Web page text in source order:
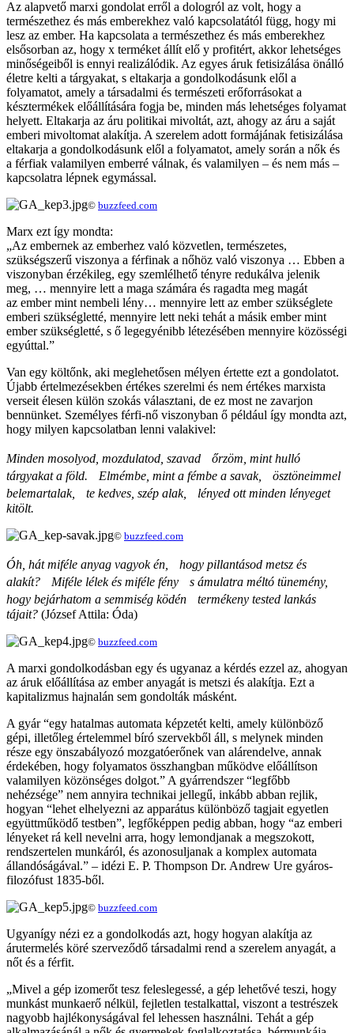
Az alapvető marxi gondolat erről a dologról az volt, hogy a
természethez és más emberekhez való kapcsolatától függ, hogy mi
lesz az ember. Ha kapcsolata a természethez és más emberekhez
elsősorban az, hogy x terméket állít elő y profitért, akkor lehetséges
minőségeiből is ennyi realizálódik. Az egyes áruk fetisizálása önálló
életre kelti a tárgyakat, s eltakarja a gondolkodásunk elől a
folyamatot, amely a társadalmi és természeti erőforrásokat a
késztermékek előállítására fogja be, minden más lehetséges folyamat
helyett. Eltakarja az áru politikai mivoltát, azt, ahogy az áru a saját
emberi mivoltomat alakítja. A szerelem adott formájának fetisizálása
eltakarja a gondolkodásunk elől a folyamatot, amely során a nők és
a férfiak valamilyen emberré válnak, és valamilyen – és nem más –
kapcsolatra lépnek egymással.
© buzzfeed.com
Marx ezt így mondta:
„Az embernek az emberhez való közvetlen, természetes,
szükségszerű viszonya a férfinak a nőhöz való viszonya … Ebben a
viszonyban érzékileg, egy szemlélhető tényre redukálva jelenik
meg, … mennyire lett a maga számára és ragadta meg magát
az ember mint nembeli lény… mennyire lett az ember szükséglete
emberi szükségletté, mennyire lett neki tehát a másik ember mint
ember szükségletté, s ő legegyénibb létezésében mennyire közösségi
egyúttal.”
Van egy költőnk, aki meglehetősen mélyen értette ezt a gondolatot.
Újabb értelmezésekben értékes szerelmi és nem értékes marxista
verseit élesen külön szokás választani, de ez most ne zavarjon
bennünket. Személyes férfi-nő viszonyban ő például így mondta azt,
hogy milyen kapcsolatban lenni valakivel:
Minden mosolyod, mozdulatod, szavad őrzöm, mint hulló
tárgyakat a föld. Elmémbe, mint a fémbe a savak, ösztöneimmel
belemartalak, te kedves, szép alak, lényed ott minden lényeget
kitölt.
© buzzfeed.com
Óh, hát miféle anyag vagyok én, hogy pillantásod metsz és
alakít? Miféle lélek és miféle fény s ámulatra méltó tünemény,
hogy bejárhatom a semmiség ködén termékeny tested lankás
tájait? (József Attila: Óda)
© buzzfeed.com
A marxi gondolkodásban egy és ugyanaz a kérdés ezzel az, ahogyan
az áruk előállítása az ember anyagát is metszi és alakítja. Ezt a
kapitalizmus hajnalán sem gondolták másként.
A gyár “egy hatalmas automata képzetét kelti, amely különböző
gépi, illetőleg értelemmel bíró szervekből áll, s melynek minden
része egy önszabályozó mozgatóerőnek van alárendelve, annak
érdekében, hogy folyamatos összhangban működve előállítson
valamilyen közönséges dolgot.” A gyárrendszer “legfőbb
nehézsége” nem annyira technikai jellegű, inkább abban rejlik,
hogyan “lehet elhelyezni az apparátus különböző tagjait egyetlen
együttműködő testben”, legfőképpen pedig abban, hogy “az emberi
lényeket rá kell nevelni arra, hogy lemondjanak a megszokott,
rendszertelen munkáról, és azonosuljanak a komplex automata
állandóságával.” – idézi E. P. Thompson Dr. Andrew Ure gyáros-
filozófust 1835-ből.
© buzzfeed.com
Ugyanígy nézi ez a gondolkodás azt, hogy hogyan alakítja az
árutermelés köré szerveződő társadalmi rend a szerelem anyagát, a
nőt és a férfit.
„Mivel a gép izomerőt tesz feleslegessé, a gép lehetővé teszi, hogy
munkást munkaerő nélkül, fejletlen testalkattal, viszont a testrészek
nagyobb hajlékonyságával fel lehessen használni. Tehát a gép